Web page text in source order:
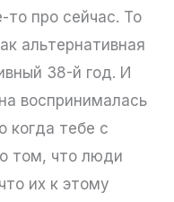
про сейчас. То
альтернативная
38-й год. И
воспринималась
когда тебе с
том, что люди
их к этому